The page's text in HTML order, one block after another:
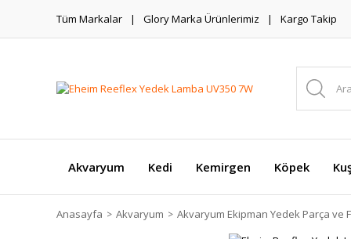
Tüm Markalar Glory Marka Ürünlerimiz Kargo Takip
Akvaryum Kedi Kemirgen Köpek
Anasayfa Akvaryum Akvaryum Ekipman Yedek Parça ve